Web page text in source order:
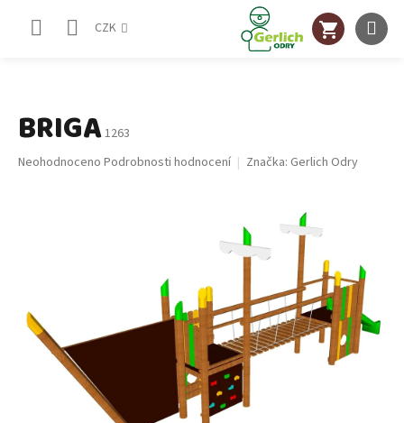
CZK
NÁKUPNÍ
KOŠÍK
BRIGA1263
Průměrné
Neohodnoceno Podrobnosti hodnocení Značka: Gerlich Odry